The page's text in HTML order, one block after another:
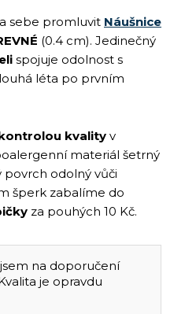
sebe promluvit Náušnice
(0.4 cm). Jedinečný
spojuje odolnost s
léta po prvním
kvality v
materiál šetrný
odolný vůči
šperk zabalíme do
za pouhých 10 Kč.
na doporučení
je opravdu